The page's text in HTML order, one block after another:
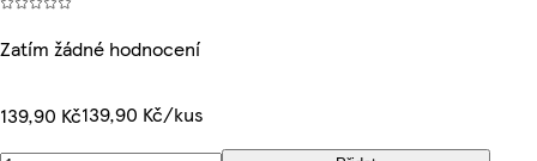
Zatím žádné hodnocení
139,90 Kč139,90 Kč/kus